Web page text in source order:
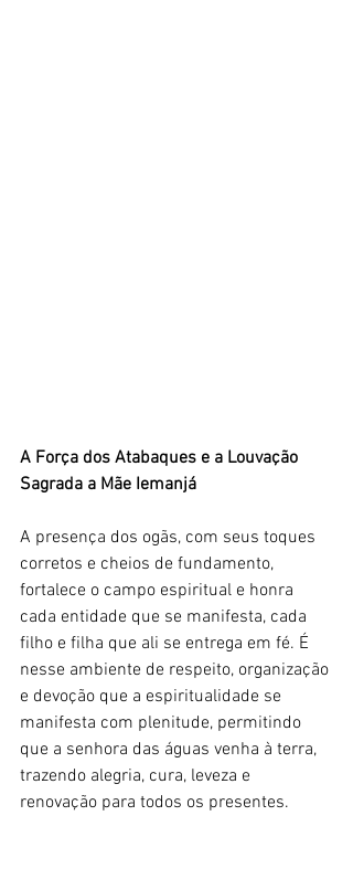
A Força dos Atabaques e a Louvação
Sagrada a Mãe Iemanjá
A presença dos ogãs, com seus toques
corretos e cheios de fundamento,
fortalece o campo espiritual e honra
cada entidade que se manifesta, cada
filho e filha que ali se entrega em fé. É
nesse ambiente de respeito, organização
e devoção que a espiritualidade se
manifesta com plenitude, permitindo
que a senhora das águas venha à terra,
trazendo alegria, cura, leveza e
renovação para todos os presentes.